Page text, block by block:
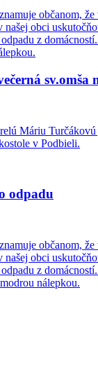
občanom,
našej obci
z
sv.omša
Máriu
v Podbieli.
odpadu
občanom,
našej obci
z
nálepkou.